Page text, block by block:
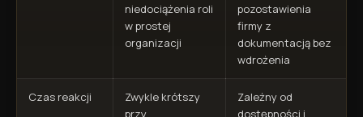
niedociążenia roli
w prostej
organizacji
pozostawienia
firmy z
dokumentacją bez
wdrożenia
Czas reakcji
Zwykle krótszy
przy
Zależny od
dostępności i